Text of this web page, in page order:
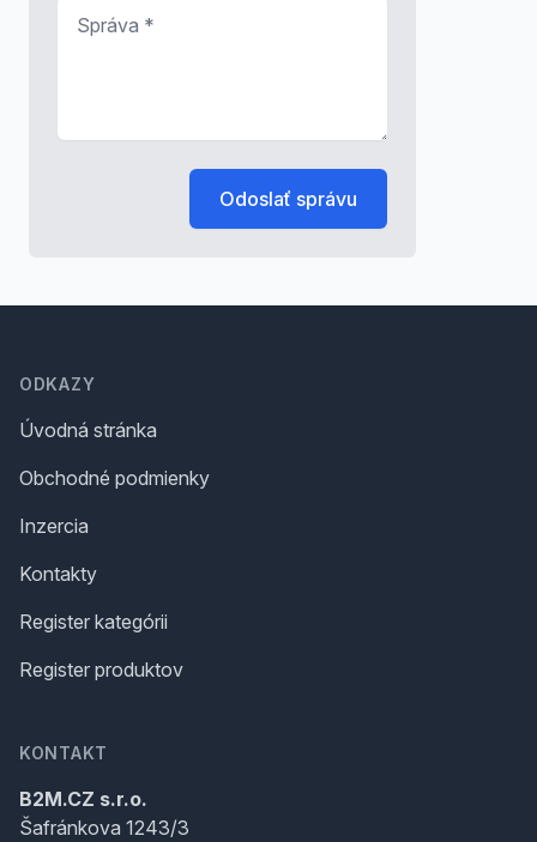
Odoslať správu
ODKAZY
Úvodná stránka
Obchodné podmienky
Inzercia
Kontakty
Register kategórii
Register produktov
KONTAKT
B2M.CZ s.r.o.
Šafránkova 1243/3